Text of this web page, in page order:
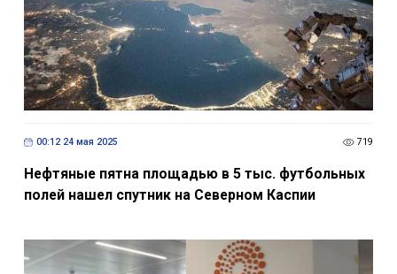
00:12 24 мая 2025 719
Нефтяные пятна площадью в 5 тыс. футбольных
полей нашел спутник на Северном Каспии